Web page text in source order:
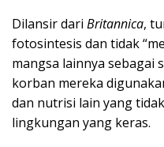
Dilansir dari Britannica,
fotosintesis dan tidak
mangsa lainnya sebagai
korban mereka
dan nutrisi lain yang
lingkungan yang keras.